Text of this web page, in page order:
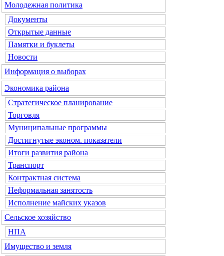
Молодежная политика
Документы
Открытые данные
Памятки и буклеты
Новости
Информация о выборах
Экономика района
Стратегическое планирование
Торговля
Муниципальные программы
Достигнутые эконом. показатели
Итоги развития района
Транспорт
Контрактная система
Неформальная занятость
Исполнение майских указов
Сельское хозяйство
НПА
Имущество и земля